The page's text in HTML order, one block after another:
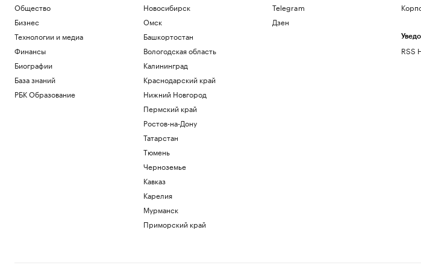
Общество
Бизнес
Технологии и медиа
Финансы
Биографии
База знаний
РБК Образование
Новосибирск
Омск
Башкортостан
Вологодская область
Калининград
Краснодарский край
Нижний Новгород
Пермский край
Ростов-на-Дону
Татарстан
Тюмень
Черноземье
Кавказ
Карелия
Мурманск
Приморский край
Telegram
Дзен
RSS